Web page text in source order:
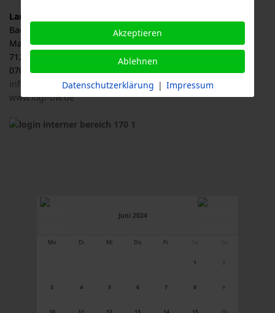
Landesverband für Obstbau, Garten und Landschaft
Baden-Württemberg e.V., LOGL
Malersbuckel 11
71263 Weil der Stadt
07033 / 69 23 902
info@logl-bw.de
www.logl-bw.de
Juni 2024
Mo Di Mi Do Fr
1 2
3 4 5 6 7 8 9
Akzeptieren
Ablehnen
Datenschutzerklärung | Impressum